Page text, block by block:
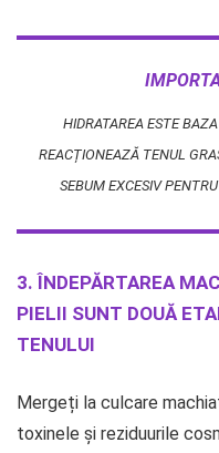
HIDRATAREA ESTE
REACȚIONEAZĂ TENUL
SEBUM EXCESIV
3. ÎNDEPĂRTAREA
PIELII SUNT DOUĂ
TENULUI
Mergeți la culcare
toxinele și reziduurile